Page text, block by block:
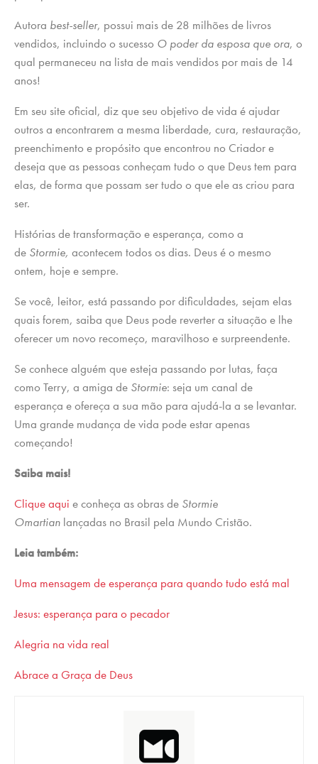
Autora best-seller, possui mais de 28 milhões de livros
vendidos, incluindo o sucesso O poder da esposa que ora, o
qual permaneceu na lista de mais vendidos por mais de 14
anos!
Em seu site oficial, diz que seu objetivo de vida é ajudar
outros a encontrarem a mesma liberdade, cura, restauração,
preenchimento e propósito que encontrou no Criador e
deseja que as pessoas conheçam tudo o que Deus tem para
elas, de forma que possam ser tudo o que ele as criou para
ser.
Histórias de transformação e esperança, como a
de Stormie, acontecem todos os dias. Deus é o mesmo
ontem, hoje e sempre.
Se você, leitor, está passando por dificuldades, sejam elas
quais forem, saiba que Deus pode reverter a situação e lhe
oferecer um novo recomeço, maravilhoso e surpreendente.
Se conhece alguém que esteja passando por lutas, faça
como Terry, a amiga de Stormie: seja um canal de
esperança e ofereça a sua mão para ajudá-la a se levantar.
Uma grande mudança de vida pode estar apenas
começando!
Saiba mais!
Clique aqui e conheça as obras de Stormie
Omartian lançadas no Brasil pela Mundo Cristão.
Leia também:
Uma mensagem de esperança para quando tudo está mal
Jesus: esperança para o pecador
Alegria na vida real
Abrace a Graça de Deus